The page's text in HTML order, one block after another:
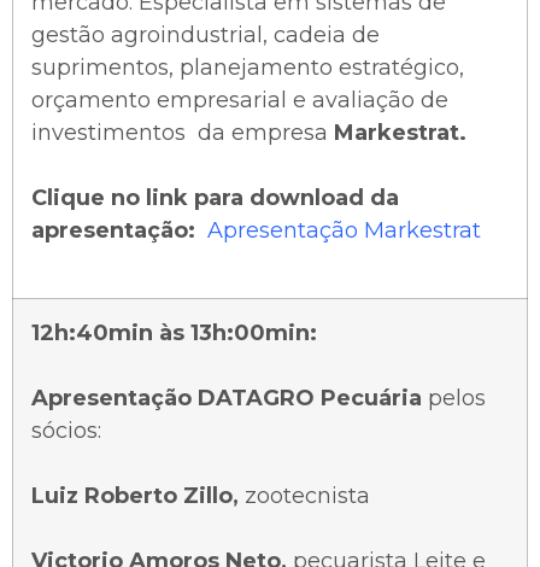
gestão agroindustrial, cadeia de
suprimentos, planejamento estratégico,
orçamento empresarial e avaliação de
investimentos da empresa Markestrat.
Clique no link para download da
apresentação: Apresentação Markestrat
12h:40min às 13h:00min:
Apresentação DATAGRO Pecuária pelos
sócios:
Luiz Roberto Zillo, zootecnista
Victorio Amoros Neto, pecuarista Leite e